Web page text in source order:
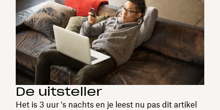
De uitsteller
Het is 3 uur 's nachts en je leest nu pas dit artikel